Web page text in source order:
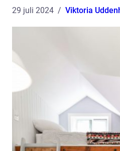
29 juli 2024 Viktoria